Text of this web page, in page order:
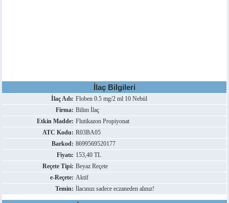
İlaç Bilgileri
İlaç Adı: Floben 0.5 mg/2 ml 10 Nebül
Firma: Bilim İlaç
Etkin Madde: Flutikazon Propiyonat
ATC Kodu: R03BA05
Barkod: 8699569520177
Fiyatı: 153,40 TL
Reçete Tipi: Beyaz Reçete
e-Reçete: Aktif
Temin: İlacınızı sadece eczaneden alınız!